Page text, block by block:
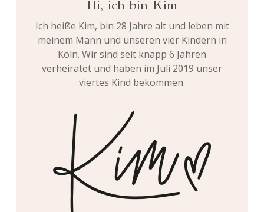
Hi, ich bin Kim
Ich heiße Kim, bin 28 Jahre alt und leben mit
meinem Mann und unseren vier Kindern in
Köln. Wir sind seit knapp 6 Jahren
verheiratet und haben im Juli 2019 unser
viertes Kind bekommen.